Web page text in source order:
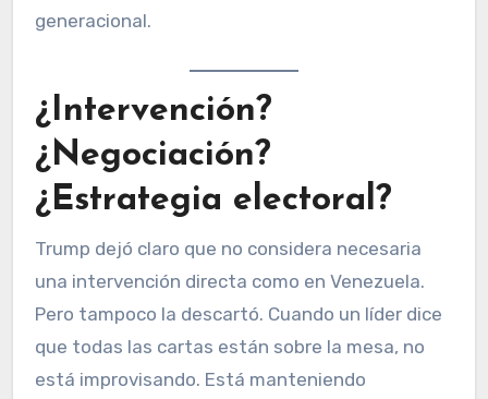
generacional.
¿Intervención?
¿Negociación?
¿Estrategia electoral?
Trump dejó claro que no considera necesaria
una intervención directa como en Venezuela.
Pero tampoco la descartó. Cuando un líder dice
que todas las cartas están sobre la mesa, no
está improvisando. Está manteniendo